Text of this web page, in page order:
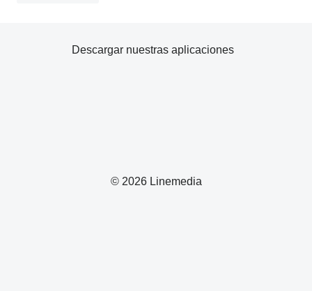
© 2026 Linemedia
Descargar nuestras aplicaciones